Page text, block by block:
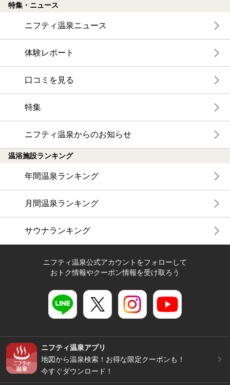
特集・ニュース
ニフティ温泉ニュース
体験レポート
口コミを見る
特集
ニフティ温泉からのお知らせ
温浴施設ランキング
年間温泉ランキング
月間温泉ランキング
サウナランキング
ニフティ温泉公式アカウントをフォローして
おトク情報やクーポン情報を受け取ろう
ニフティ温泉アプリ
地図から温泉検索！お得な限定クーポンも！
今すぐダウンロード！